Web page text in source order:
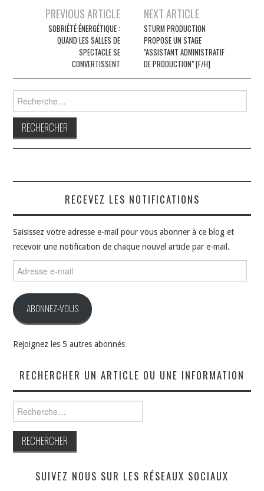
NavigationPREVIOUS ARTICLE
SOBRIÉTÉ ÉNERGÉTIQUE :
QUAND LES SALLES DE
SPECTACLE SE
CONVERTISSENT
NEXT ARTICLE
STURM PRODUCTION
PROPOSE UN STAGE
"ASSISTANT ADMINISTRATIF
DE PRODUCTION" [F/H]
RECEVEZ LES NOTIFICATIONS
Saisissez votre adresse e-mail pour vous abonner à ce blog et
recevoir une notification de chaque nouvel article par e-mail.
e-
ABONNEZ-VOUS
Rejoignez les 5 autres abonnés
RECHERCHER UN ARTICLE OU UNE INFORMATION
SUIVEZ NOUS SUR LES RÉSEAUX SOCIAUX